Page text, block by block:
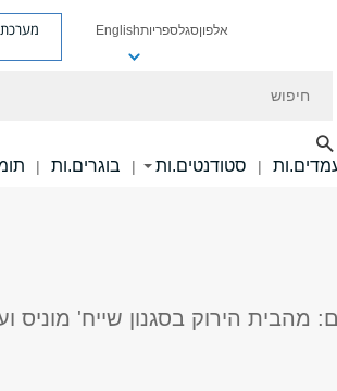
אלפוןסגלספריותEnglish מערכת
| סטודנטים.ות | בוגרים.ות |
הירוק בסגנון שייח' מוניס